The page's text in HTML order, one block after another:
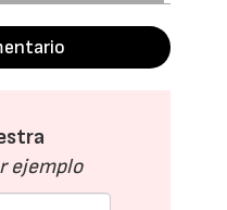
ejemplo